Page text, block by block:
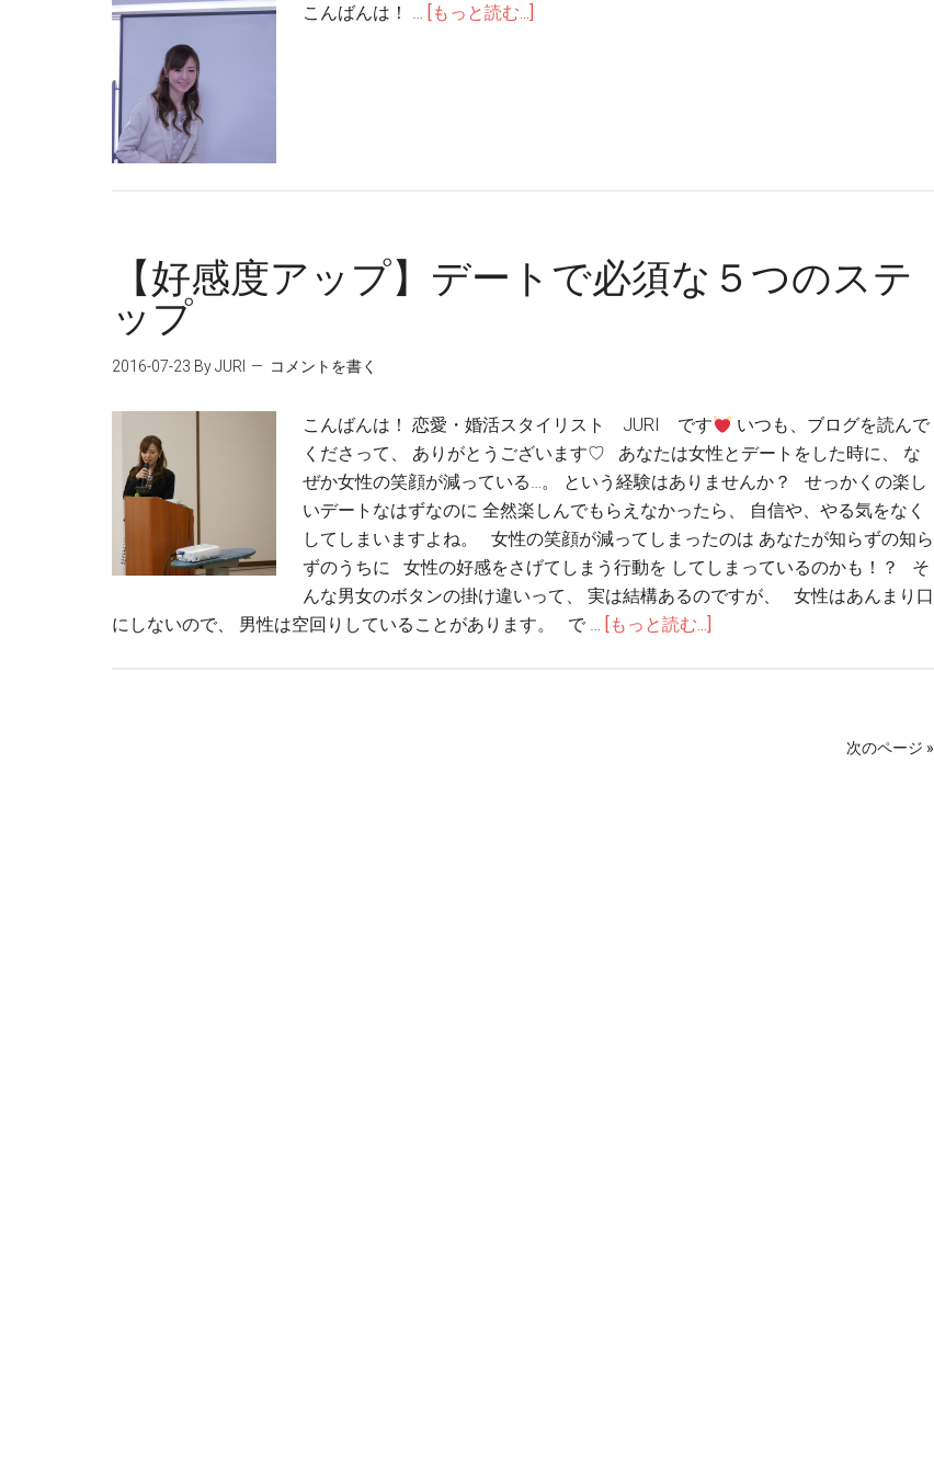
こんばんは！ … [もっと読む...]
【好感度アップ】デートで必須な５つのステ
ップ
2016-07-23 By JURI コメントを書く
こんばんは！ 恋愛・婚活スタイリスト JURI です
いつも、ブログを読んで
くださって、 ありがとうございます♡ あなたは女性とデートをした時に、 な
ぜか女性の笑顔が減っている…。 という経験はありませんか？ せっかくの楽し
いデートなはずなのに 全然楽しんでもらえなかったら、 自信や、やる気をなく
してしまいますよね。 女性の笑顔が減ってしまったのは あなたが知らずの知ら
ずのうちに 女性の好感をさげてしまう行動を してしまっているのかも！？ そ
んな男女のボタンの掛け違いって、 実は結構あるのですが、 女性はあんまり口
にしないので、 男性は空回りしていることがあります。 で … [もっと読む...]
次のページ »